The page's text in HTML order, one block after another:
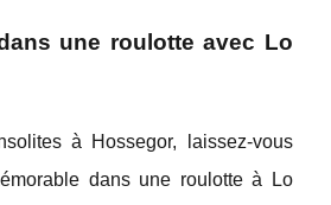
une roulotte avec Lo
à Hossegor, laissez-vous
dans une roulotte à Lo